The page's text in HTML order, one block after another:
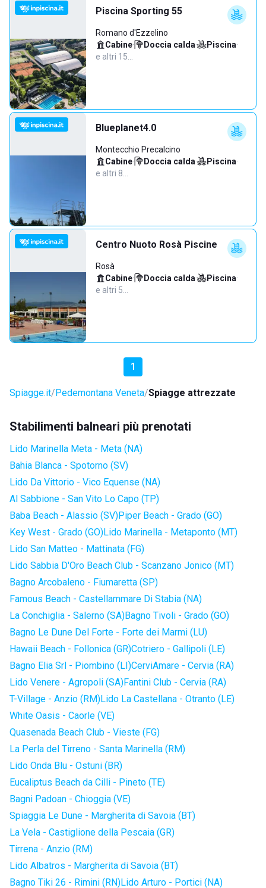
Piscina Sporting 55
Romano d'Ezzelino
Cabine· Doccia calda· Piscina·
e altri 15…
Blueplanet4.0
Montecchio Precalcino
Cabine· Doccia calda· Piscina·
e altri 8…
Centro Nuoto Rosà Piscine
Rosà
Cabine· Doccia calda· Piscina·
e altri 5…
1
Spiagge.it Pedemontana Veneta Spiagge attrezzate
Stabilimenti balneari più prenotati
Lido Marinella Meta - Meta (NA)
Bahia Blanca - Spotorno (SV)
Lido Da Vittorio - Vico Equense (NA)
Al Sabbione - San Vito Lo Capo (TP)
Baba Beach - Alassio (SV)Piper Beach - Grado (GO)
Key West - Grado (GO)Lido Marinella - Metaponto (MT)
Lido San Matteo - Mattinata (FG)
Lido Sabbia D'Oro Beach Club - Scanzano Jonico (MT)
Bagno Arcobaleno - Fiumaretta (SP)
Famous Beach - Castellammare Di Stabia (NA)
La Conchiglia - Salerno (SA)Bagno Tivoli - Grado (GO)
Bagno Le Dune Del Forte - Forte dei Marmi (LU)
Hawaii Beach - Follonica (GR)Cotriero - Gallipoli (LE)
Bagno Elia Srl - Piombino (LI)CerviAmare - Cervia (RA)
Lido Venere - Agropoli (SA)Fantini Club - Cervia (RA)
T-Village - Anzio (RM)Lido La Castellana - Otranto (LE)
White Oasis - Caorle (VE)
Quasenada Beach Club - Vieste (FG)
La Perla del Tirreno - Santa Marinella (RM)
Lido Onda Blu - Ostuni (BR)
Eucaliptus Beach da Cilli - Pineto (TE)
Bagni Padoan - Chioggia (VE)
Spiaggia Le Dune - Margherita di Savoia (BT)
La Vela - Castiglione della Pescaia (GR)
Tirrena - Anzio (RM)
Lido Albatros - Margherita di Savoia (BT)
Bagno Tiki 26 - Rimini (RN)Lido Arturo - Portici (NA)